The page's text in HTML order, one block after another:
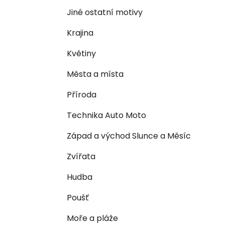
Jiné ostatní motivy
Krajina
Květiny
Města a místa
Příroda
Technika Auto Moto
Západ a východ Slunce a Měsíc
Zvířata
Hudba
Poušť
Moře a pláže